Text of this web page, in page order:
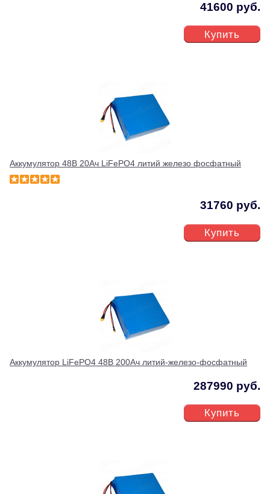
41600 руб.
Купить
Аккумулятор 48В 20Ач LiFePO4 литий железо фосфатный
31760 руб.
Купить
Аккумулятор LiFePO4 48В 200Ач литий-железо-фосфатный
287990 руб.
Купить